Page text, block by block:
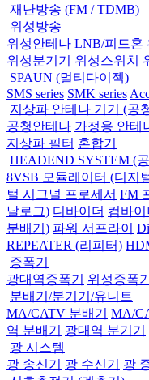
재난방송 (FM / TDMB)
위성방송
위성안테나 LNB/피드혼
위성분기기
위성스위치
SPAUN (멀티다이젝)
SMS series SMK series
지상파 안테나 기기 (공
공청안테나 가정용 안테
지상파 필터 혼합기
HEADEND SYSTEM (
8VSB 모듈레이터 (디지
털 시그널 프로세서 FM
날로그) 디바이더 컴바이
분배기) 파워 서프라이
REPEATER (리피터)
증폭기
광대역증폭기
위성증폭기
분배기/분기기/유니트
MA/CATV 분배기
MA/
역 분배기
광대역 분기기
광 시스템
광 송신기
광 수신기 광